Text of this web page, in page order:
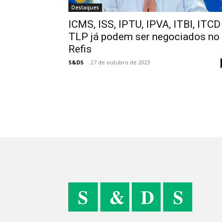
Destaques
ICMS, ISS, IPTU, IPVA, ITBI,
TLP já podem ser negociados no
Refis
S&DS - 27 de outubro de 2023